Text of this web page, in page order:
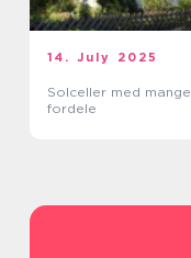
14. July 2025
Solceller med mange
fordele